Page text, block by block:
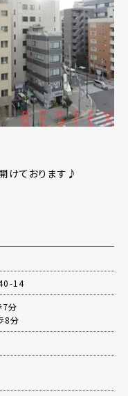
けております♪
14
7分
8分